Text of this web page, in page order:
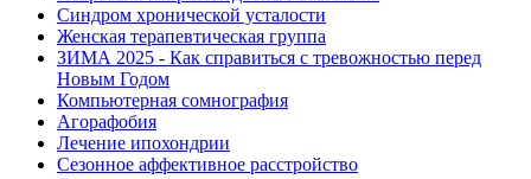
Синдром хронической усталости
Женская терапевтическая группа
ЗИМА 2025 - Как справиться с тревожностью перед
Новым Годом
Компьютерная сомнография
Агорафобия
Лечение ипохондрии
Сезонное аффективное расстройство